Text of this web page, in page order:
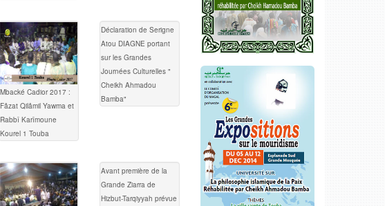
Mbacké Cadior 2017 :
Fâzat Qilâmil Yawma et
Rabbî Karîmoune
Kourel 1 Touba
Déclaration de Serigne
Atou DIAGNE portant
sur les Grandes
Journées Culturelles "
Cheikh Ahmadou
Bamba"
Avant première de la
Grande Ziarra de
Hizbut-Tarqiyyah prévue